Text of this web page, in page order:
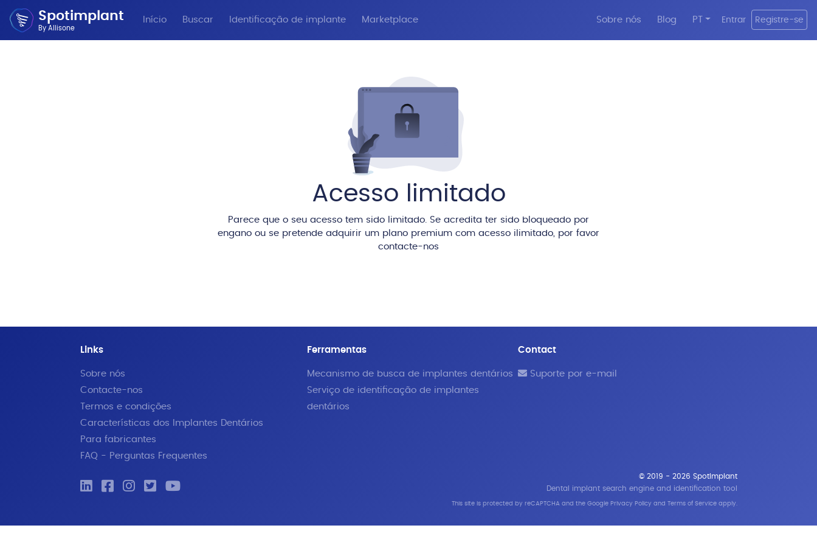
Spotimplant
By Allisone
Início Buscar Identificação de implante Marketplace Sobre nós Blog PT Entrar Registre-se
Acesso limitado
Parece que o seu acesso tem sido limitado. Se acredita ter sido bloqueado por
engano ou se pretende adquirir um plano premium com acesso ilimitado, por favor
contacte-nos
Links
Sobre nós
Contacte-nos
Termos e condições
Características dos Implantes Dentários
Para fabricantes
FAQ - Perguntas Frequentes
Ferramentas
Mecanismo de busca de implantes dentários
Serviço de identificação de implantes
dentários
Contact
Suporte por e-mail
© 2019 - 2026 SpotImplant
Dental implant search engine and identification tool
This site is protected by reCAPTCHA and the Google Privacy Policy and Terms of Serviceapply.